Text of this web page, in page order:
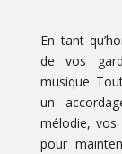
En tant
de vos
musique.
un
mélodie,
pour